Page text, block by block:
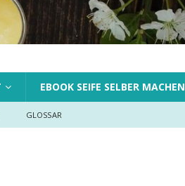
EBOOK SEIFE SELBER MACHEN
GLOSSAR